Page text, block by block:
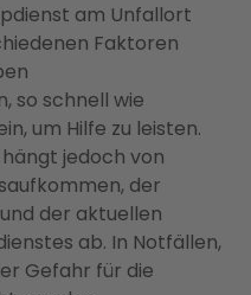
am Unfallort
Faktoren
so schnell wie
um Hilfe zu leisten.
jedoch von
der
der aktuellen
ab. In Notfällen,
Gefahr für die